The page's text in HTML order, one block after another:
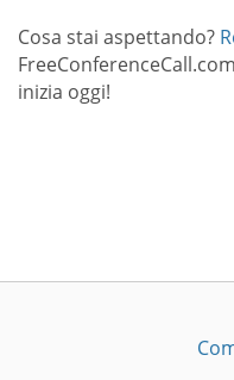
Cosa stai aspettando?
inizia oggi!